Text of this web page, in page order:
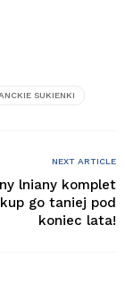
SUKIENKI
NEXT ARTICLE
lniany komplet
go taniej pod
koniec lata!